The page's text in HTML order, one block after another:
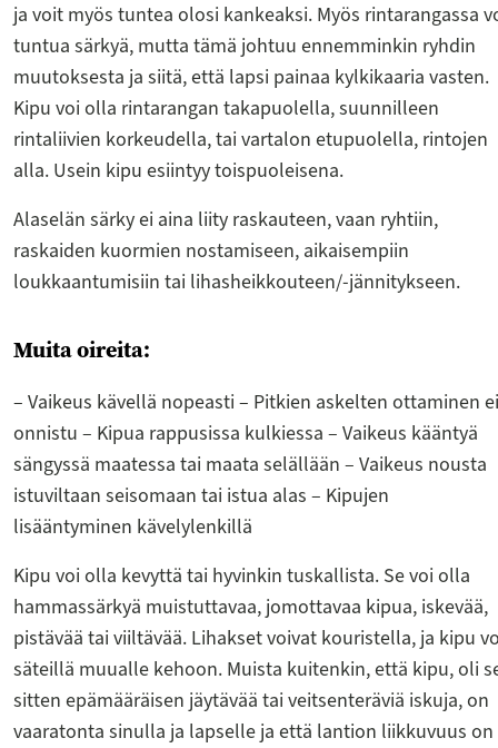
ja voit myös tuntea olosi kankeaksi. Myös rintarangassa
tuntua särkyä, mutta tämä johtuu ennemminkin ryhdin
muutoksesta ja siitä, että lapsi painaa kylkikaaria vasten.
Kipu voi olla rintarangan takapuolella, suunnilleen
rintaliivien korkeudella, tai vartalon etupuolella, rintojen
alla. Usein kipu esiintyy toispuoleisena.
Alaselän särky ei aina liity raskauteen, vaan ryhtiin,
raskaiden kuormien nostamiseen, aikaisempiin
loukkaantumisiin tai lihasheikkouteen/-jännitykseen.
Muita oireita:
– Vaikeus kävellä nopeasti – Pitkien askelten ottaminen ei
onnistu – Kipua rappusissa kulkiessa – Vaikeus kääntyä
sängyssä maatessa tai maata selällään – Vaikeus nousta
istuviltaan seisomaan tai istua alas – Kipujen
lisääntyminen kävelylenkillä
Kipu voi olla kevyttä tai hyvinkin tuskallista. Se voi olla
hammassärkyä muistuttavaa, jomottavaa kipua, iskevää,
pistävää tai viiltävää. Lihakset voivat kouristella, ja kipu
säteillä muualle kehoon. Muista kuitenkin, että kipu, oli
sitten epämääräisen jäytävää tai veitsenteräviä iskuja, on
vaaratonta sinulla ja lapselle ja että lantion liikkuvuus on